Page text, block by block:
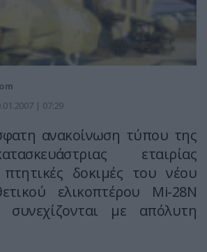
| 07:29
ανακοίνωση τύπου της
εταιρίας
δοκιμές του νέου
ελικοπτέρου Mi-28N
με απόλυτη